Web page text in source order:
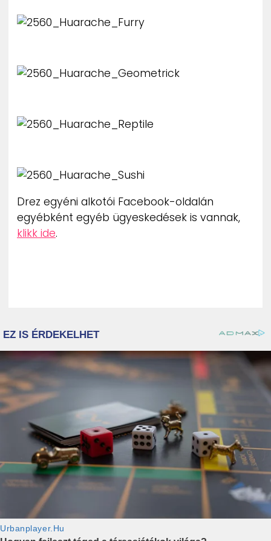
Drez egyéni alkotói Facebook-oldalán
egyébként egyéb ügyeskedések is vannak,
klikk ide.